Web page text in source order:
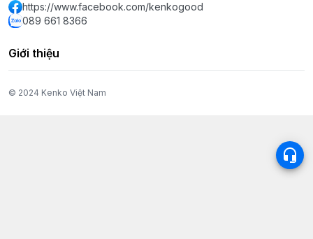
https://www.facebook.com/kenkogood
089 661 8366
Giới thiệu
© 2024 Kenko Việt Nam